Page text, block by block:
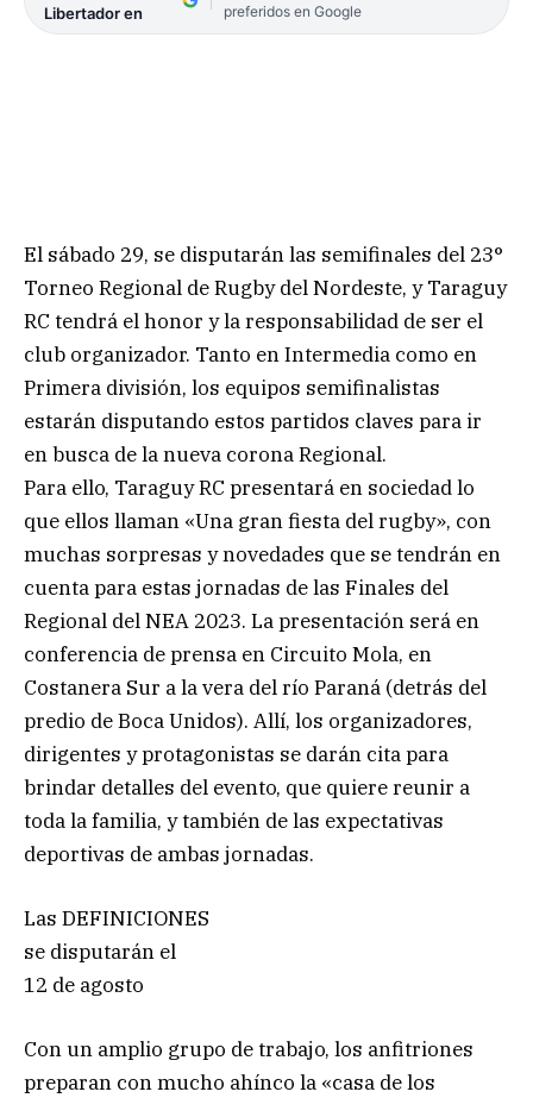
Libertador en
preferidos en Google
El sábado 29, se disputarán las semifinales del 23°
Torneo Regional de Rugby del Nordeste, y Taraguy
RC tendrá el honor y la responsabilidad de ser el
club organizador. Tanto en Intermedia como en
Primera división, los equipos semifinalistas
estarán disputando estos partidos claves para ir
en busca de la nueva corona Regional.
Para ello, Taraguy RC presentará en sociedad lo
que ellos llaman «Una gran fiesta del rugby», con
muchas sorpresas y novedades que se tendrán en
cuenta para estas jornadas de las Finales del
Regional del NEA 2023. La presentación será en
conferencia de prensa en Circuito Mola, en
Costanera Sur a la vera del río Paraná (detrás del
predio de Boca Unidos). Allí, los organizadores,
dirigentes y protagonistas se darán cita para
brindar detalles del evento, que quiere reunir a
toda la familia, y también de las expectativas
deportivas de ambas jornadas.
Las DEFINICIONES
se disputarán el
12 de agosto
Con un amplio grupo de trabajo, los anfitriones
preparan con mucho ahínco la «casa de los